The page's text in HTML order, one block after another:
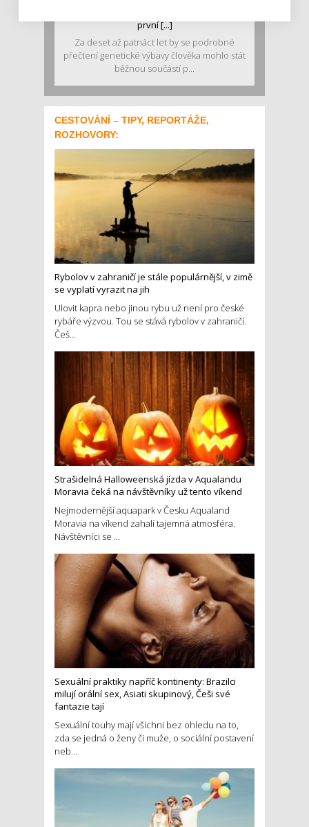
první [...]
Za deset až patnáct let by se podrobné
přečtení genetické výbavy člověka mohlo stát
běžnou součástí p...
CESTOVÁNÍ – TIPY, REPORTÁŽE,
ROZHOVORY:
Rybolov v zahraničí je stále populárnější, v zimě
se vyplatí vyrazit na jih
Ulovit kapra nebo jinou rybu už není pro české
rybáře výzvou. Tou se stává rybolov v zahraničí.
Češ...
Strašidelná Halloweenská jízda v Aqualandu
Moravia čeká na návštěvníky už tento víkend
Nejmodernější aquapark v Česku Aqualand
Moravia na víkend zahalí tajemná atmosféra.
Návštěvníci se ...
Sexuální praktiky napříč kontinenty: Brazilci
milují orální sex, Asiati skupinový, Češi své
fantazie tají
Sexuální touhy mají všichni bez ohledu na to,
zda se jedná o ženy či muže, o sociální postavení
neb...